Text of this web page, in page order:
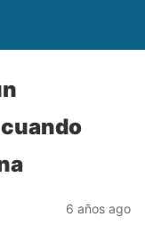
6 años ago